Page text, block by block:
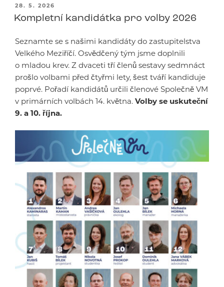
PUBLIKOVÁNO
28. 5. 2026
Kompletní kandidátka pro volby 2026
Seznamte se s našimi kandidáty do zastupitelstva
Velkého Meziříčí. Osvědčený tým jsme doplnili
o mladou krev. Z dvaceti tří členů sestavy sedmnáct
prošlo volbami před čtyřmi lety, šest tváří kandiduje
poprvé. Pořadí kandidátů určili členové Společně VM
v primárních volbách 14. května. Volby se uskuteční
9. a 10. října.